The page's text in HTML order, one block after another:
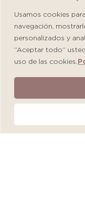
Usamos cookies
navegación,
personalizados y
“Aceptar todo”
uso de las cookies.
Martiderm
S/108.00